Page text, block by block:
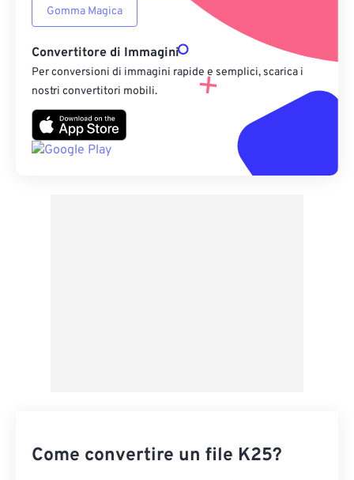
Gomma Magica
Convertitore di Immagini
Per conversioni di immagini rapide e semplici, scarica i
nostri convertitori mobili.
Come convertire un file K25?